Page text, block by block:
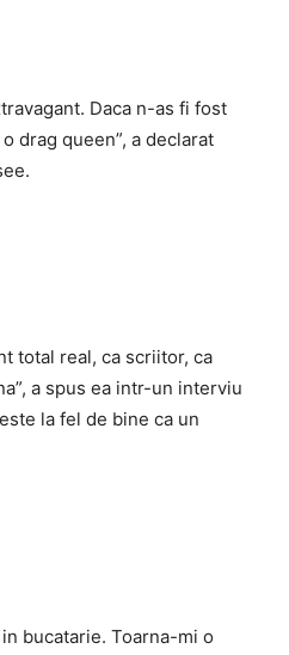
Daca n-as fi fost
drag queen”, a declarat
total real, ca scriitor, ca
a spus ea intr-un interviu
la fel de bine ca un
bucatarie. Toarna-mi o